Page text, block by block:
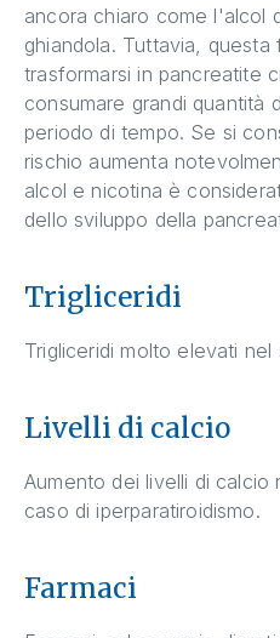
ancora chiaro come l'alcol
ghiandola. Tuttavia, questa
trasformarsi in pancreatite
consumare grandi quantità
periodo di tempo. Se si
rischio aumenta
alcol e nicotina è
dello sviluppo della
Trigliceridi
Trigliceridi molto elevati nel
Livelli di calcio
Aumento dei livelli di calcio
caso di iperparatiroidismo.
Farmaci